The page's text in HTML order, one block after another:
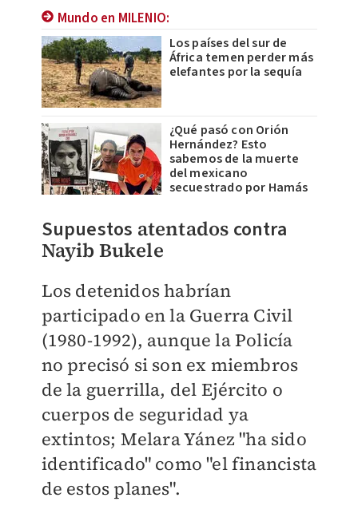
Mundo en MILENIO:
Los países del sur de
África temen perder más
elefantes por la sequía
¿Qué pasó con Orión
Hernández? Esto
sabemos de la muerte
del mexicano
secuestrado por Hamás
Supuestos atentados contra
Nayib Bukele
Los detenidos habrían
participado en la Guerra Civil
(1980-1992), aunque la Policía
no precisó si son ex miembros
de la guerrilla, del Ejército o
cuerpos de seguridad ya
extintos; Melara Yánez "ha sido
identificado" como "el financista
de estos planes".